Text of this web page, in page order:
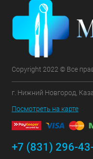
Copyright 2022 © Все
г. Нижний Новгород,
Посмотреть на карте
+7 (831) 296-